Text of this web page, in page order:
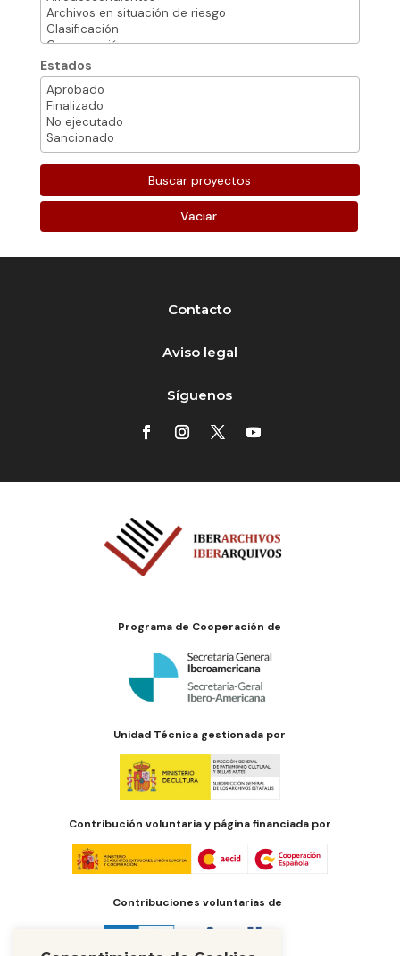
Estados
Vaciar
Contacto
Aviso legal
Síguenos
Programa de Cooperación de
Unidad Técnica gestionada por
Contribución voluntaria y página financiada por
Contribuciones voluntarias de